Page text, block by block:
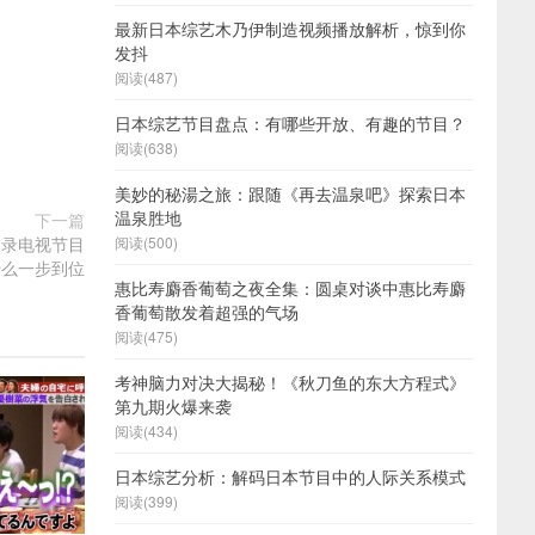
下一篇
电视节目
一步到位
最新日本综艺木乃伊制造视频播放解析，惊到你
发抖
阅读(487)
日本综艺节目盘点：有哪些开放、有趣的节目？
阅读(638)
美妙的秘湯之旅：跟随《再去温泉吧》探索日本
温泉胜地
阅读(500)
惠比寿麝香葡萄之夜全集：圆桌对谈中惠比寿麝
香葡萄散发着超强的气场
阅读(475)
考神脑力对决大揭秘！《秋刀鱼的东大方程式》
第九期火爆来袭
阅读(434)
日本综艺分析：解码日本节目中的人际关系模式
阅读(399)